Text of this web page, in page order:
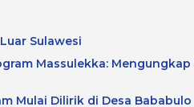
Sulawesi
Massulekka:
Mulai Dilirik di Desa Bababulo